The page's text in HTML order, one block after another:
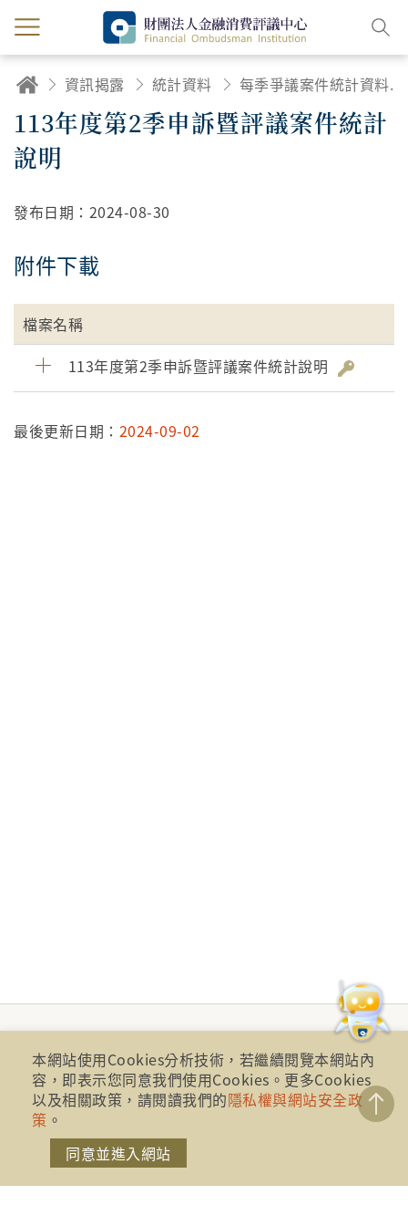
資訊揭露 統計資料 每季爭議案件統計資料及統計說明
113年度第2季申訴暨評議案件統計
說明
發布日期： 2024-08-30
附件下載
檔案名稱
113年度第2季申訴暨評議案件統計說明
最後更新日期： 2024-09-02
財團法人金融消費評議中心 著作權所有
本網站使用Cookies分析技術，若繼續閱覽本網站內
容，即表示您同意我們使用Cookies。更多Cookies
以及相關政策，請閱讀我們的隱私權與網站安全政
策 。
同意並進入網站